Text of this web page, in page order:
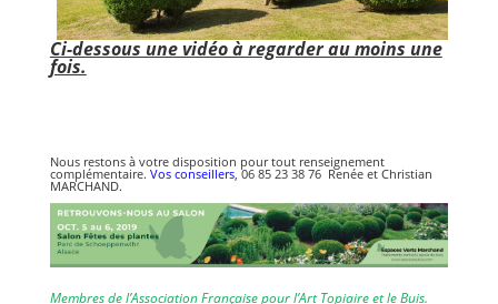
Ci-dessous une vidéo à regarder au moins une
fois.
Nous restons à votre disposition pour tout renseignement
complémentaire. Vos conseillers, 06 85 23 38 76 Renée et Christian
MARCHAND.
Membres de l’Association Française pour l’Art Topiaire et le Buis.